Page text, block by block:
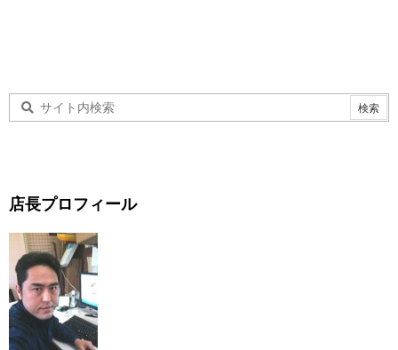
店長プロフィール